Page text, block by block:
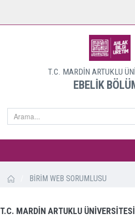
T.C. MARDİN ARTUKLU
EBELİK
BİRİM WEB SORUMLUSU
T.C. MARDİN ARTUKLU ÜNİVERSİTESİ